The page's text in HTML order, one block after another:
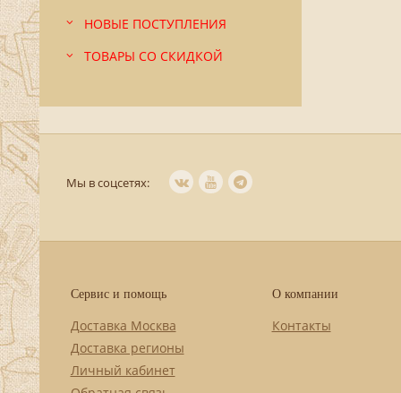
НОВЫЕ ПОСТУПЛЕНИЯ
ТОВАРЫ СО СКИДКОЙ
Мы в соцсетях:
Сервис и помощь
Доставка Москва
Доставка регионы
Личный кабинет
О компании
Контакты